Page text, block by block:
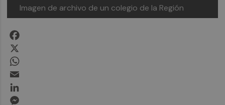
Imagen de archivo de un colegio de la Región